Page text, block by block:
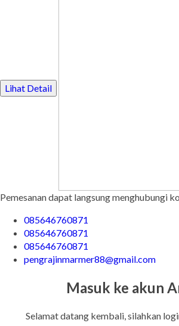
Lihat Detail
Pemesanan dapat langsung menghubungi
085646760871
085646760871
085646760871
pengrajinmarmer88@gmail.com
Masuk ke akun
Selamat datang kembali, silahkan